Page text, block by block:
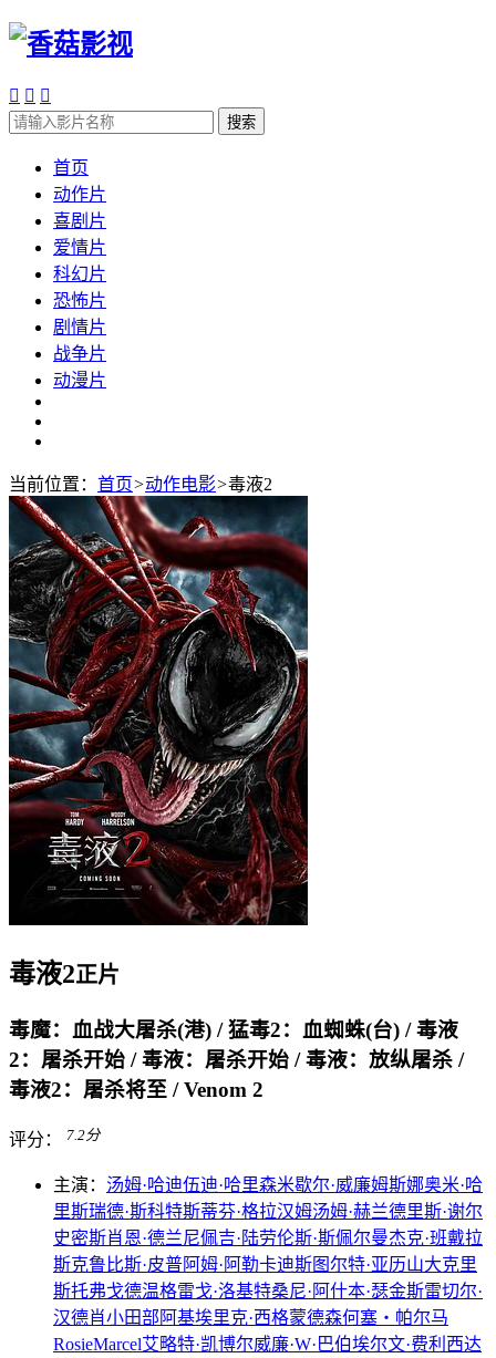
  
搜索
首页
动作片
喜剧片
爱情片
科幻片
恐怖片
剧情片
战争片
动漫片
当前位置： 首页>动作电影>毒液2
毒液2正片
毒魔：血战大屠杀(港) / 猛毒2：血蜘蛛(台) / 毒液
2：屠杀开始 / 毒液：屠杀开始 / 毒液：放纵屠杀 /
毒液2：屠杀将至 / Venom 2
评分： 7.2分
主演： 汤姆·哈迪伍迪·哈里森米歇尔·威廉姆斯娜奥米·哈
里斯瑞德·斯科特斯蒂芬·格拉汉姆汤姆·赫兰德里斯·谢尔
史密斯肖恩·德兰尼佩吉·陆劳伦斯·斯佩尔曼杰克·班戴拉
斯克鲁比斯·皮普阿姆·阿勒卡迪斯图尔特·亚历山大克里
斯托弗戈德温格雷戈·洛基特桑尼·阿什本·瑟金斯雷切尔·
汉德肖小田部阿基埃里克·西格蒙德森何塞‧帕尔马
RosieMarcel艾略特·凯博尔威廉·W·巴伯埃尔文·费利西达